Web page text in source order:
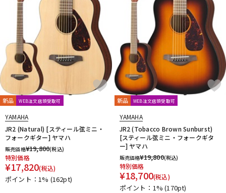
新品 WEB注文店頭受取可
YAMAHA
JR2 (Natural) [スティール弦ミニ・
フォークギター] ヤマハ
販売価格¥19,800(税込)
特別価格
¥17,820(税込)
ポイント：1% (162pt)
新品 WEB注文店頭受取可
YAMAHA
JR2 (Tobacco Brown Sunburst)
[スティール弦ミニ・フォークギタ
ー] ヤマハ
販売価格¥19,800(税込)
特別価格
¥18,700(税込)
ポイント：1%(170pt)